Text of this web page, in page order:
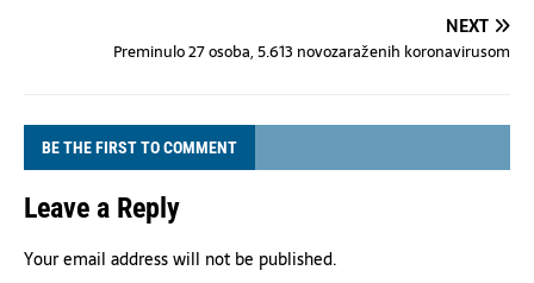
NEXT
Preminulo 27 osoba, 5.613 novozaraženih koronavirusom
BE THE FIRST TO COMMENT
Leave a Reply
Your email address will not be published.